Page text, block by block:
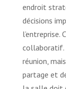
endroit
décisions
l’entreprise.
collaboratif.
réunion,
partage et